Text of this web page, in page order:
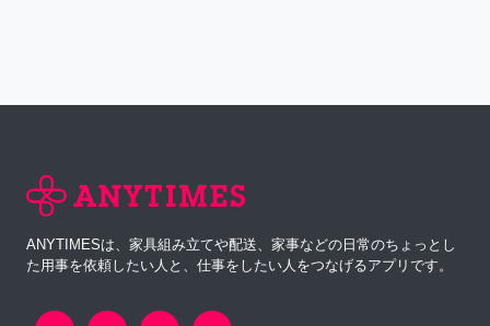
ANYTIMESは、家具組み立てや配送、家事などの日常のちょっとし
た用事を依頼したい人と、仕事をしたい人をつなげるアプリです。